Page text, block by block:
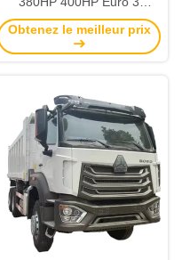
rouleau de décharge à
bascule routeur manuel
Obtenez le meilleur prix